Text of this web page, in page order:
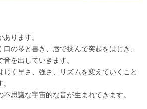
ります。
の琴と書き、唇で挟んで突起をはじき、
を出していきます。
じく早さ、強さ、リズムを変えていくこと
思議な宇宙的な音が生まれてきます。